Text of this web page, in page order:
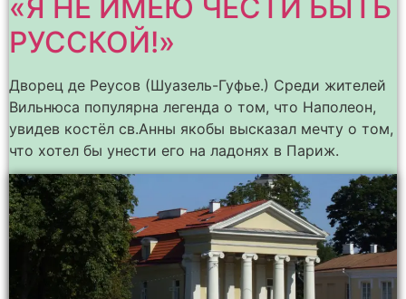
«Я НЕ ИМЕЮ ЧЕСТИ БЫТЬ
РУССКОЙ!»
Дворец де Реусов (Шуазель-Гуфье.) Среди жителей
Вильнюса популярна легенда о том, что Наполеон,
увидев костёл св.Анны якобы высказал мечту о том,
что хотел бы унести его на ладонях в Париж.